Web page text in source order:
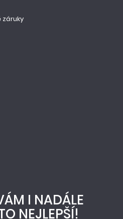
I NADÁLE
NEJLEPŠÍ!